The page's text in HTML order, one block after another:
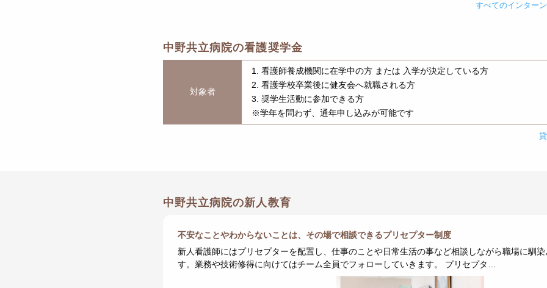
すべてのインター
中野共立病院の看護奨学金
対象者
1. 看護師養成機関に在学中の方 または 入学が決定している方
2. 看護学校卒業後に健友会へ就職される方
3. 奨学⽣活動に参加できる⽅
※学年を問わず、通年申し込みが可能です
中野共立病院の新人教育
不安なことやわからないことは、その場で相談できるプリセプター制度
新人看護師にはプリセプターを配置し、仕事のことや日常生活の事など相談しながら職場に馴
す。業務や技術修得に向けてはチーム全員でフォローしていきます。 プリセプタ…